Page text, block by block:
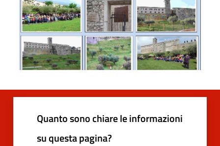
Quanto sono chiare le informazioni
su questa pagina?